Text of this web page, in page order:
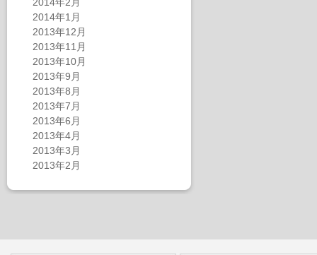
2014年1月
2013年12月
2013年11月
2013年10月
2013年9月
2013年8月
2013年7月
2013年6月
2013年4月
2013年3月
2013年2月